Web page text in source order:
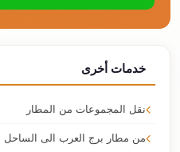
خدمات أخرى
نقل المجموعات من المطار
من مطار برج العرب الى الساحل